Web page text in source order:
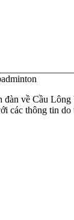
đàn về Cầu
các thông tin